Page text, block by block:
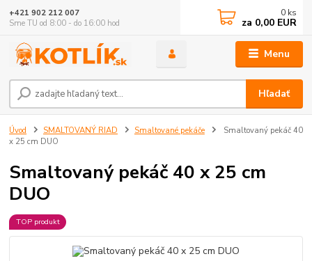
Menu
Hľadať
+421 902 212 007
Sme TU od 8:00 - do 16:00 hod
0 ks
za 0,00 EUR
Úvod SMALTOVANÝ RIAD Smaltované pekáče
Smaltovaný pekáč 40
x 25 cm DUO
Smaltovaný pekáč 40 x 25 cm
DUO
TOP produkt